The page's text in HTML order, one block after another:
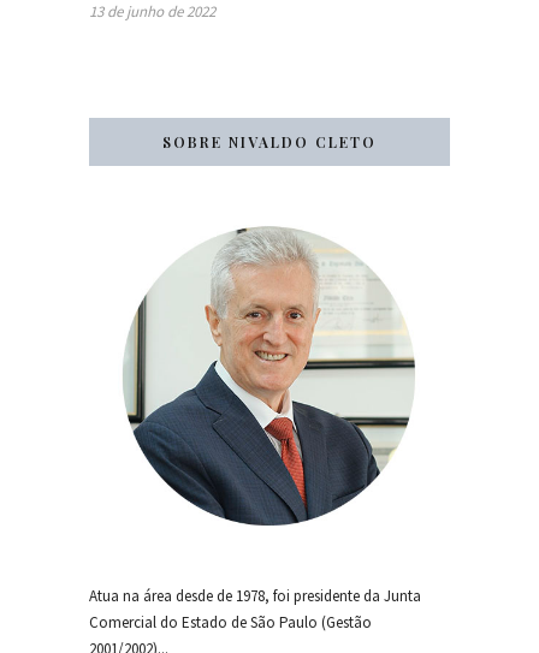
13 de junho de 2022
SOBRE NIVALDO CLETO
Atua na área desde de 1978, foi presidente da Junta
Comercial do Estado de São Paulo (Gestão
2001/2002)...